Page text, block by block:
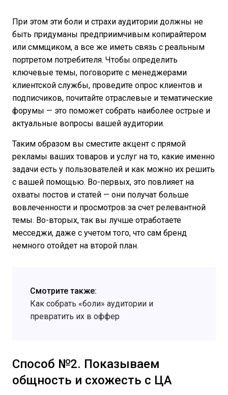
При этом эти боли и страхи аудитории должны не
быть придуманы предприимчивым копирайтером
или сммщиком, а все же иметь связь с реальным
портретом потребителя. Чтобы определить
ключевые темы, поговорите с менеджерами
клиентской службы, проведите опрос клиентов и
подписчиков, почитайте отраслевые и тематические
форумы — это поможет собрать наиболее острые и
актуальные вопросы вашей аудитории.
Таким образом вы сместите акцент с прямой
рекламы ваших товаров и услуг на то, какие именно
задачи есть у пользователей и как можно их решить
с вашей помощью. Во-первых, это повлияет на
охваты постов и статей — они получат больше
вовлеченности и просмотров за счет релевантной
темы. Во-вторых, так вы лучше отработаете
месседжи, даже с учетом того, что сам бренд
немного отойдет на второй план.
Смотрите также:
Как собрать «боли» аудитории и
превратить их в оффер
Способ №2. Показываем
общность и схожесть с ЦА